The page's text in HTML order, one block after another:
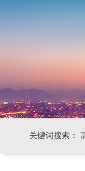
关键词搜索：